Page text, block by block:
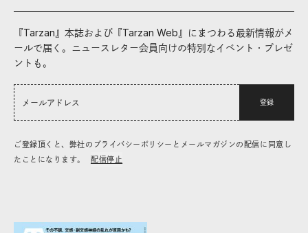
『Tarzan』本誌および『Tarzan Web』にまつわる最新情報がメ
ールで届く。ニュースレター会員向けの特別なイベント・プレゼ
ントも。
登録
ご登録頂くと、弊社のプライバシーポリシーとメールマガジンの配信に同意し
たことになります。
配信停止